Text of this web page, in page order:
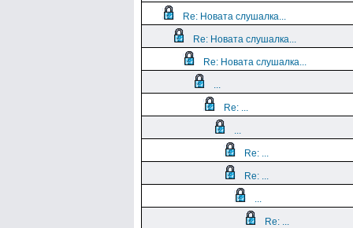
Re: Новата слушалка...
Re: Новата слушалка...
Re: Новата слушалка...
...
Re: ...
...
Re: ...
Re: ...
...
Re: ...